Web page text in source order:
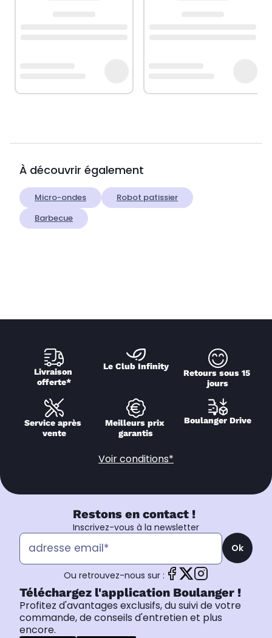
À découvrir également
Micro-ondes
Robot patissier
Barbecue
Livraison
offerte*
Le Club Infinity
Retours sous 15
jours
Service après
vente
Meilleurs prix
garantis
Boulanger Drive
Voir conditions*
Restons en contact !
Inscrivez-vous à la newsletter
Ok
Ou retrouvez-nous sur :
Téléchargez l'application Boulanger !
Profitez d'avantages exclusifs, du suivi de votre
commande, de conseils d'entretien et plus
encore.